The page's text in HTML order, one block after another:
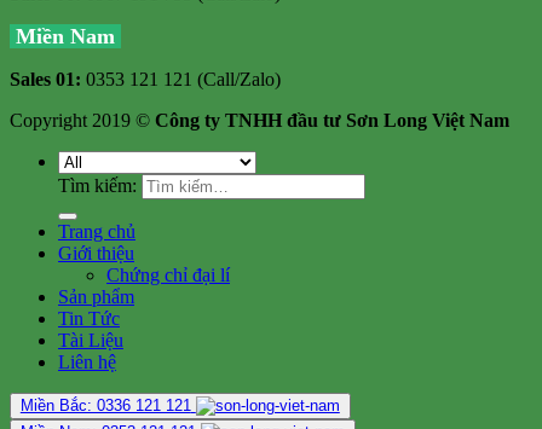
Miền Nam
Sales 01: 0353 121 121 (Call/Zalo)
Copyright 2019 © Công ty TNHH đầu tư Sơn Long Việt Nam
Tìm kiếm:
Trang chủ
Giới thiệu
Chứng chỉ đại lí
Sản phẩm
Tin Tức
Tài Liệu
Liên hệ
Miền Bắc: 0336 121 121